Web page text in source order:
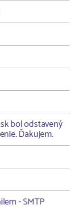
bol odstavený
Ďakujem.
- SMTP